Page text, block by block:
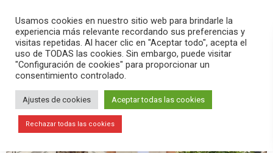
search menu pause PLAY
Usamos cookies en nuestro sitio web para brindarle la
experiencia más relevante recordando sus preferencias y
visitas repetidas. Al hacer clic en "Aceptar todo", acepta el
uso de TODAS las cookies. Sin embargo, puede visitar
"Configuración de cookies" para proporcionar un
consentimiento controlado.
Ajustes de cookies Aceptar todas las cookies
Rechazar todas las cookies